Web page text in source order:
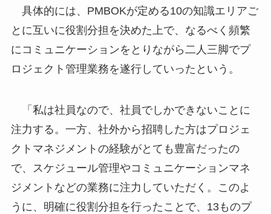
具体的には、PMBOKが定める10の知識エリアご
とに互いに役割分担を決めた上で、なるべく頻繁
にコミュニケーションをとりながら二人三脚でプ
ロジェクト管理業務を遂行していったという。
「私は社員なので、社員でしかできないことに
注力する。一方、社外から招聘した方はプロジェ
クトマネジメントの経験がとても豊富だったの
で、スケジュール管理やコミュニケーションマネ
ジメントなどの業務に注力していただく。このよ
うに、明確に役割分担を行ったことで、13ものプ